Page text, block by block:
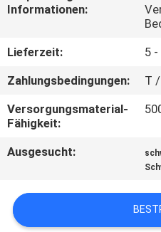
MIT
NEUIGKEITEN
RECHTSSACHEN
Informationen:
Lieferzeit:
5
Zahlungsbedingungen:
T
Versorgungsmaterial-
Fähigkeit:
Ausgesucht: